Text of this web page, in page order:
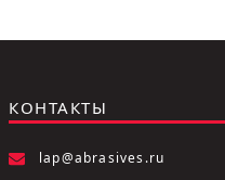
КОНТАКТЫ
lap@abrasives.ru